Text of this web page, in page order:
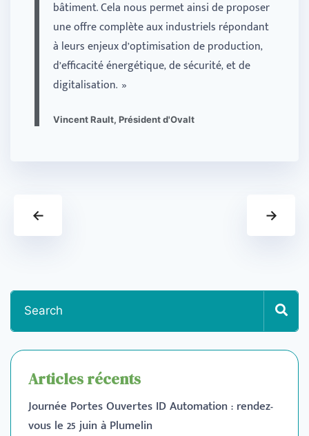
bâtiment. Cela nous permet ainsi de proposer
une offre complète aux industriels répondant
à leurs enjeux d’optimisation de production,
d’efficacité énergétique, de sécurité, et de
digitalisation. »
Vincent Rault, Président d'Ovalt
← →
Articles récents
Journée Portes Ouvertes ID Automation : rendez-
vous le 25 juin à Plumelin